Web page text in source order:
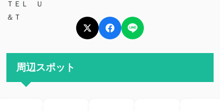
周辺スポット